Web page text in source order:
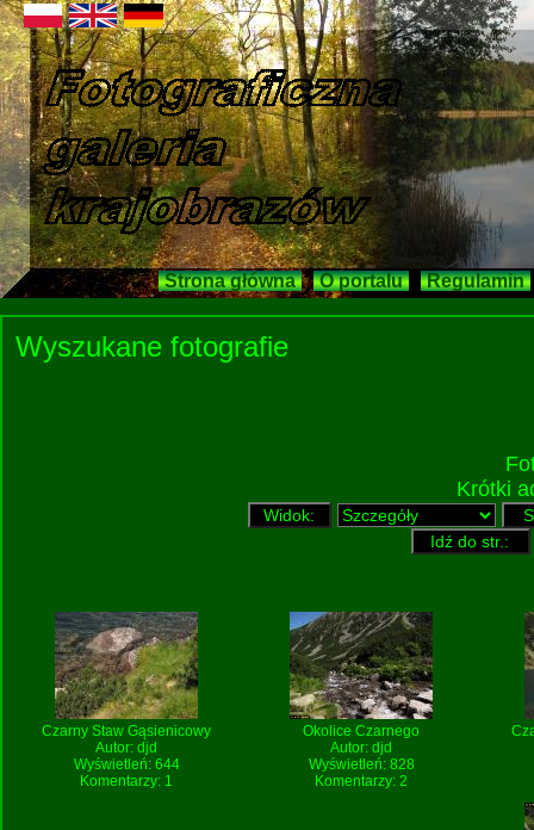
Strona główna O portalu Regulamin
Wyszukane fotografie
Krótki
Czarny Staw Gąsienicowy
Autor:djd
Wyświetleń: 644
Komentarzy: 1
Okolice Czarnego
Autor:djd
Wyświetleń: 828
Komentarzy: 2